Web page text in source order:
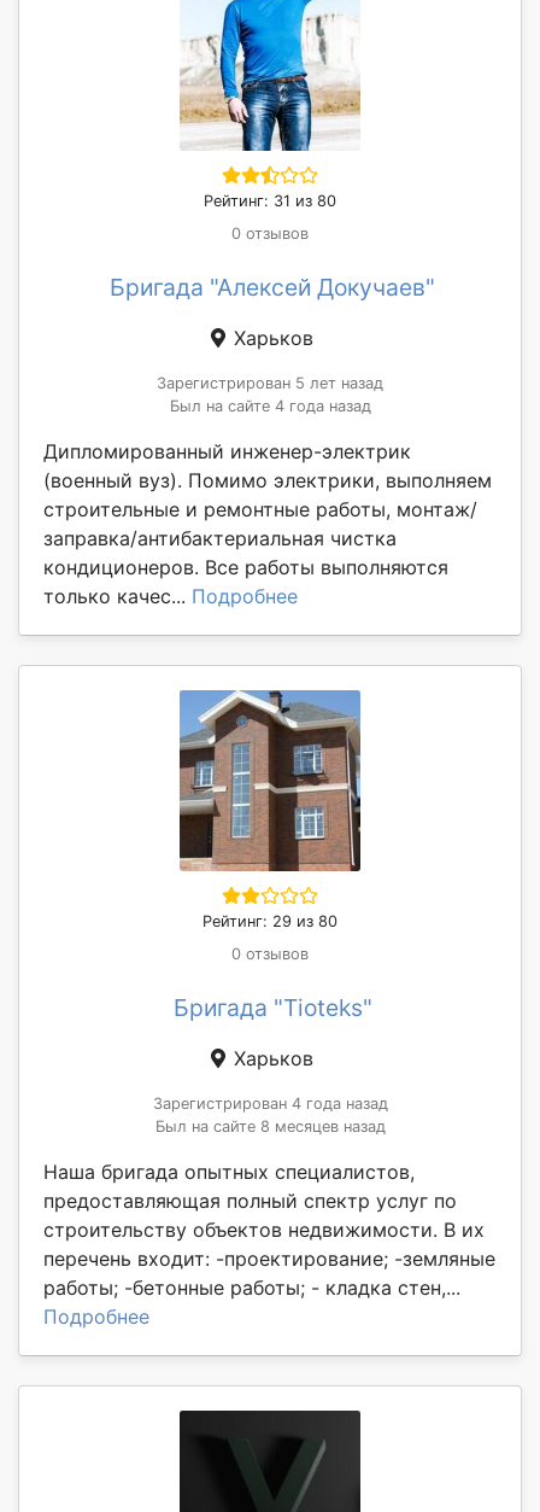
Рейтинг: 31 из 80
0 отзывов
Бригада "Алексей Докучаев"
Харьков
Зарегистрирован 5 лет назад
Был на сайте 4 года назад
Дипломированный инженер-электрик
(военный вуз). Помимо электрики, выполняем
строительные и ремонтные работы, монтаж/
заправка/антибактериальная чистка
кондиционеров. Все работы выполняются
только качес... Подробнее
Рейтинг: 29 из 80
0 отзывов
Бригада "Tioteks"
Харьков
Зарегистрирован 4 года назад
Был на сайте 8 месяцев назад
Наша бригада опытных специалистов,
предоставляющая полный спектр услуг по
строительству объектов недвижимости. В их
перечень входит: -проектирование; -земляные
работы; -бетонные работы; - кладка стен,...
Подробнее